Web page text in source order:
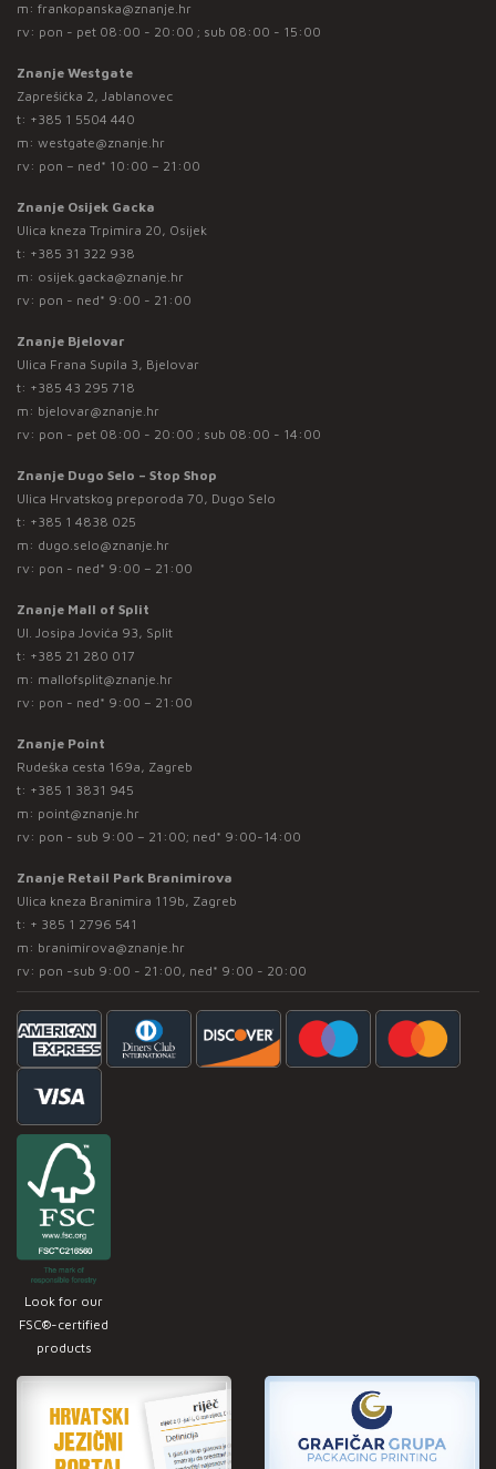
m: frankopanska@znanje.hr
rv: pon - pet 08:00 - 20:00 ; sub 08:00 - 15:00
Znanje Westgate
Zaprešićka 2, Jablanovec
t: +385 1 5504 440
m: westgate@znanje.hr
rv: pon – ned* 10:00 – 21:00
Znanje Osijek Gacka
Ulica kneza Trpimira 20, Osijek
t: +385 31 322 938
m: osijek.gacka@znanje.hr
rv: pon - ned* 9:00 - 21:00
Znanje Bjelovar
Ulica Frana Supila 3, Bjelovar
t: +385 43 295 718
m: bjelovar@znanje.hr
rv: pon - pet 08:00 - 20:00 ; sub 08:00 - 14:00
Znanje Dugo Selo – Stop Shop
Ulica Hrvatskog preporoda 70, Dugo Selo
t: +385 1 4838 025
m: dugo.selo@znanje.hr
rv: pon - ned* 9:00 – 21:00
Znanje Mall of Split
Ul. Josipa Jovića 93, Split
t: +385 21 280 017
m: mallofsplit@znanje.hr
rv: pon - ned* 9:00 – 21:00
Znanje Point
Rudeška cesta 169a, Zagreb
t: +385 1 3831 945
m: point@znanje.hr
rv: pon - sub 9:00 – 21:00; ned* 9:00-14:00
Znanje Retail Park Branimirova
Ulica kneza Branimira 119b, Zagreb
t: + 385 1 2796 541
m: branimirova@znanje.hr
rv: pon -sub 9:00 - 21:00, ned* 9:00 - 20:00
Look for our
FSC®-certified
products